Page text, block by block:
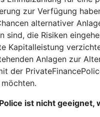
zur Verfügung
alternativer
sind, die Risiken
Kapitalleistung
Anlagen zur
der
ist nicht geeignet,